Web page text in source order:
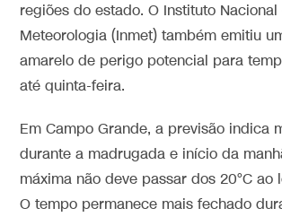
regiões do estado. O Instituto Nacional
Meteorologia (Inmet) também emitiu
amarelo de perigo potencial para
até quinta-feira.
Em Campo Grande, a previsão indica
durante a madrugada e início da
máxima não deve passar dos 20°C ao
O tempo permanece mais fechado